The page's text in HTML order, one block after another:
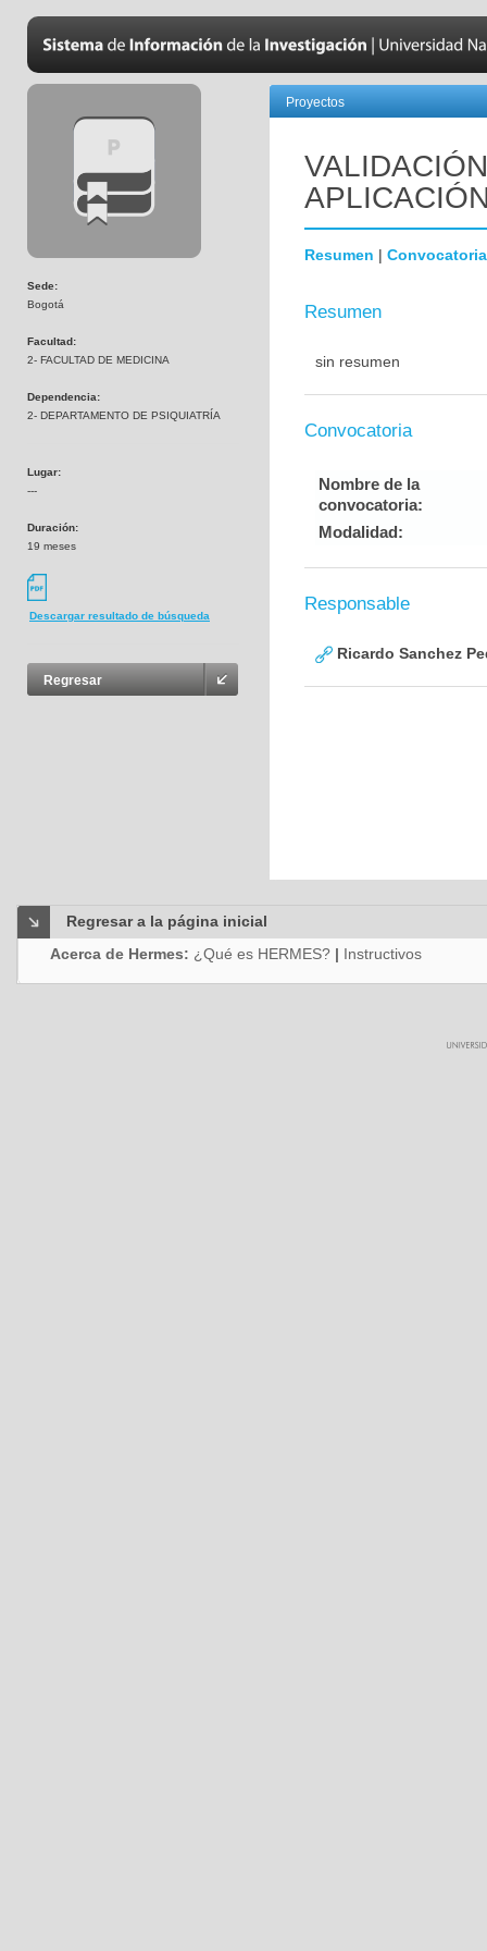
Sede:
Bogotá
Facultad:
2- FACULTAD DE MEDICINA
Dependencia:
2- DEPARTAMENTO DE PSIQUIATRÍA
Lugar:
---
Duración:
19 meses
Descargar resultado de búsqueda
Regresar
Proyectos
Resumen | Convocatoria
Resumen
sin resumen
Convocatoria
Nombre de la
convocatoria:
Modalidad:
Responsable
Ricardo Sanchez
Regresar a la página inicial
Acerca de Hermes: ¿Qué es HERMES? | Instructivos